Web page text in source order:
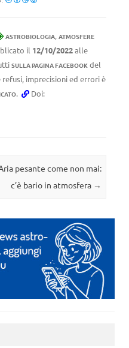
ASTROBIOLOGIA, ATMOSFERE
il 12/10/2022alle
SULLA PAGINA FACEBOOK del
imprecisioni ed errori è
. Doi:
pesante come non mai:
c’è bario in atmosfera →